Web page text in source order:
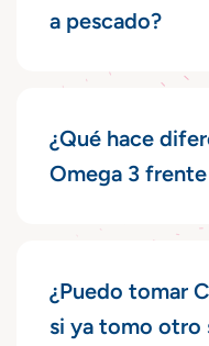
a pescado?
¿Qué hace
Omega 3
¿Puedo tomar
si ya tomo otro